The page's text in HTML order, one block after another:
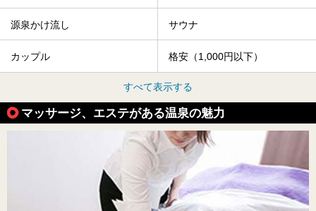
源泉かけ流し サウナ
カップル 格安（1,000円以下）
すべて表示する
マッサージ、エステがある温泉の魅力